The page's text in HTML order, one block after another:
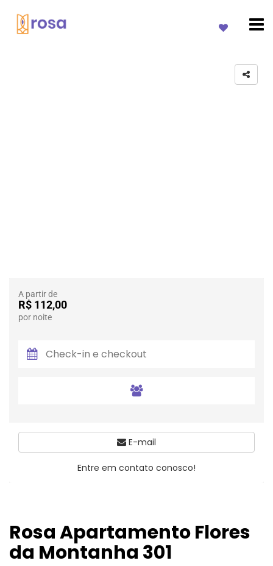
Rosa Apartamento Flores
da Montanha 301
A partir de
R$ 112,00
por noite
E-mail
Entre em contato conosco!